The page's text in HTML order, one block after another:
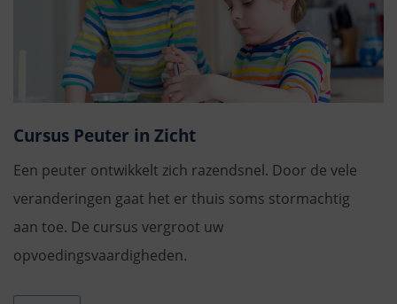
Cursus Peuter in Zicht
Een peuter ontwikkelt zich razendsnel. Door de vele
veranderingen gaat het er thuis soms stormachtig
aan toe. De cursus vergroot uw
opvoedingsvaardigheden.